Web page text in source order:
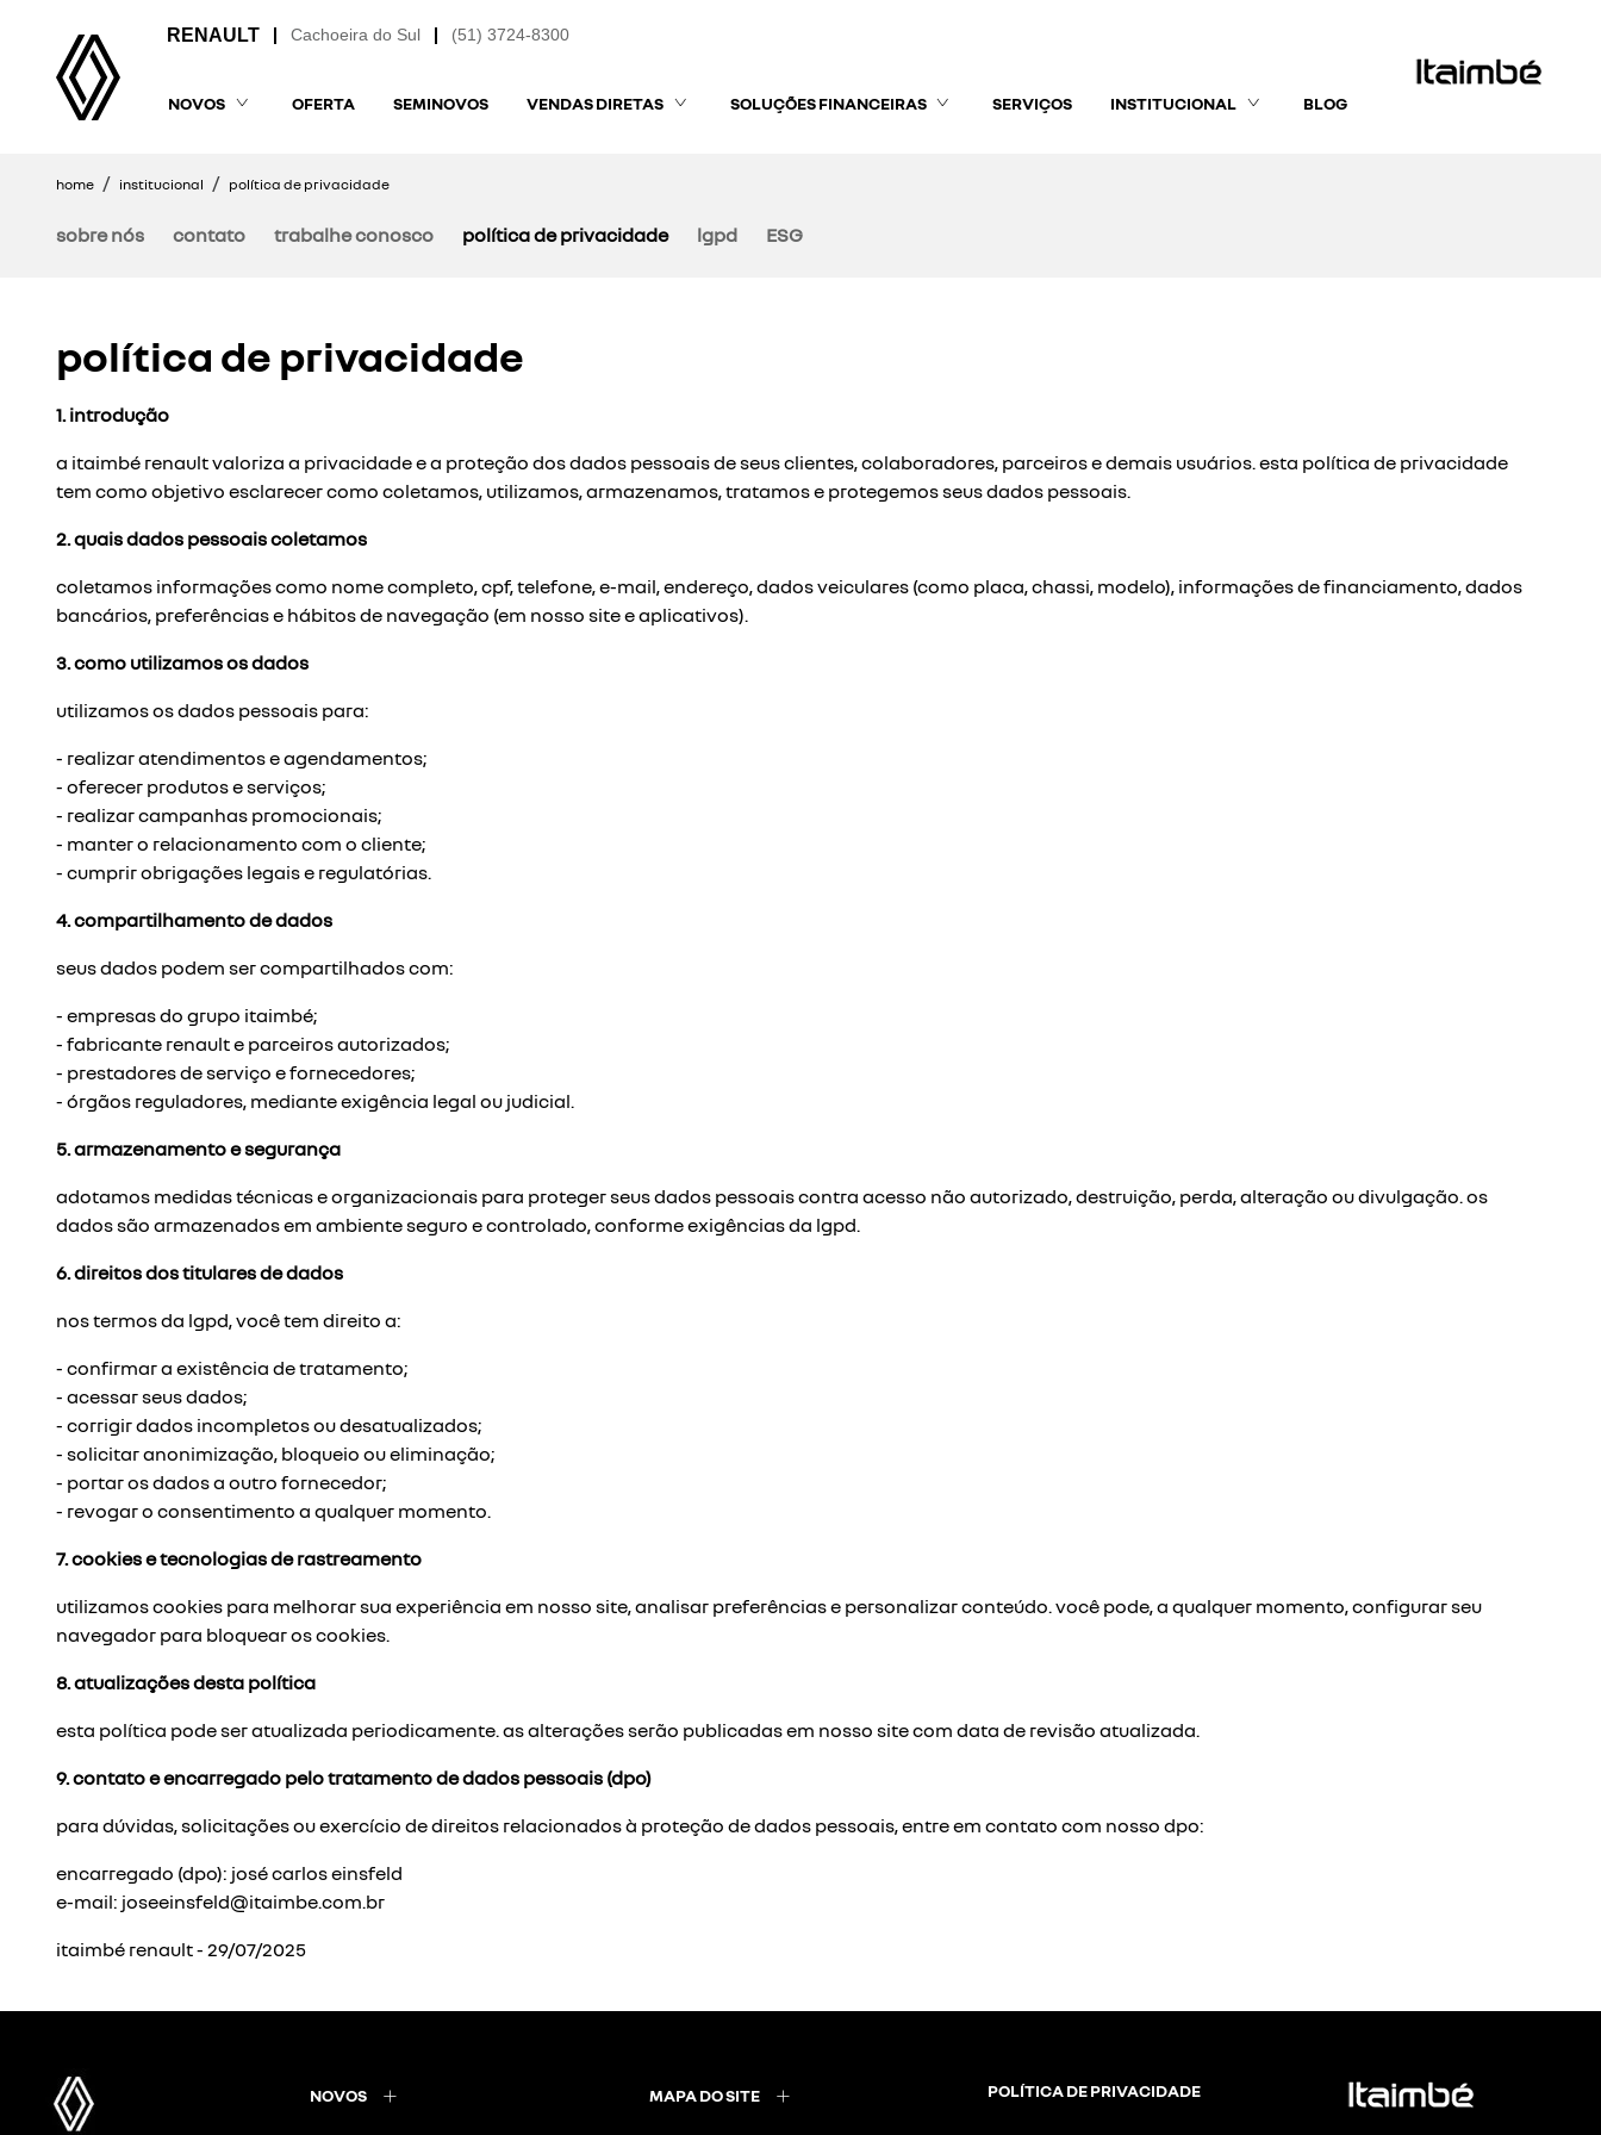
(51) 3724-8300
Cachoeira do Sul
NOVOS OFERTA SEMINOVOS VENDAS DIRETAS SOLUÇÕES FINANCEIRAS SERVIÇOS INSTITUCIONAL BLOG
home institucional política de privacidade
sobre nós contato trabalhe conosco política de privacidade lgpd ESG
política de privacidade
1. introdução
a itaimbé renault valoriza a privacidade e a proteção dos dados pessoais de seus clientes, colaboradores, parceiros e demais usuários. esta política de privacidade
tem como objetivo esclarecer como coletamos, utilizamos, armazenamos, tratamos e protegemos seus dados pessoais.
2. quais dados pessoais coletamos
coletamos informações como nome completo, cpf, telefone, e-mail, endereço, dados veiculares (como placa, chassi, modelo), informações de financiamento, dados
bancários, preferências e hábitos de navegação (em nosso site e aplicativos).
3. como utilizamos os dados
utilizamos os dados pessoais para:
- realizar atendimentos e agendamentos;
- oferecer produtos e serviços;
- realizar campanhas promocionais;
- manter o relacionamento com o cliente;
- cumprir obrigações legais e regulatórias.
4. compartilhamento de dados
seus dados podem ser compartilhados com:
- empresas do grupo itaimbé;
- fabricante renault e parceiros autorizados;
- prestadores de serviço e fornecedores;
- órgãos reguladores, mediante exigência legal ou judicial.
5. armazenamento e segurança
adotamos medidas técnicas e organizacionais para proteger seus dados pessoais contra acesso não autorizado, destruição, perda, alteração ou divulgação. os
dados são armazenados em ambiente seguro e controlado, conforme exigências da lgpd.
6. direitos dos titulares de dados
nos termos da lgpd, você tem direito a:
- confirmar a existência de tratamento;
- acessar seus dados;
- corrigir dados incompletos ou desatualizados;
- solicitar anonimização, bloqueio ou eliminação;
- portar os dados a outro fornecedor;
- revogar o consentimento a qualquer momento.
7. cookies e tecnologias de rastreamento
utilizamos cookies para melhorar sua experiência em nosso site, analisar preferências e personalizar conteúdo. você pode, a qualquer momento, configurar seu
navegador para bloquear os cookies.
8. atualizações desta política
esta política pode ser atualizada periodicamente. as alterações serão publicadas em nosso site com data de revisão atualizada.
9. contato e encarregado pelo tratamento de dados pessoais (dpo)
para dúvidas, solicitações ou exercício de direitos relacionados à proteção de dados pessoais, entre em contato com nosso dpo:
encarregado (dpo): josé carlos einsfeld
e-mail: joseeinsfeld@itaimbe.com.br
itaimbé renault - 29/07/2025
NOVOS MAPA DO SITE POLÍTICA DE PRIVACIDADE